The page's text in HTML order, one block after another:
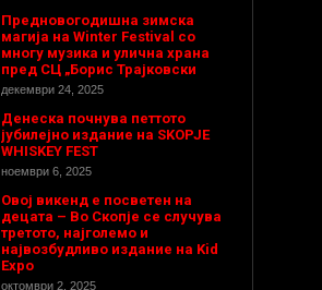
Предновогодишнa зимска
магија на Winter Festival со
многу музика и улична храна
пред СЦ „Борис Трајковски
декември 24, 2025
Денеска почнува петтото
јубилејно издание на SKOPJE
WHISKEY FEST
ноември 6, 2025
Овој викенд е посветен на
децата – Во Скопје се случува
третото, најголемо и
највозбудливо издание на Kid
Expo
октомври 2, 2025